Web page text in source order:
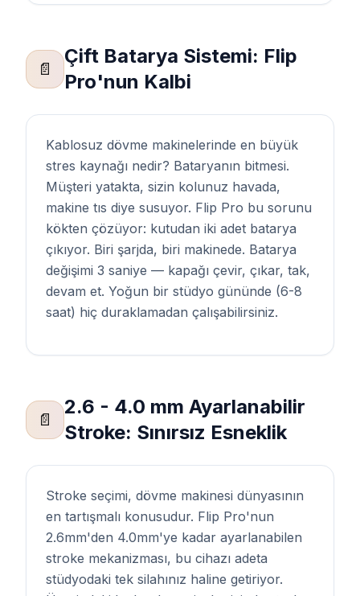
📄
Çift Batarya Sistemi: Flip
Pro'nun Kalbi
Kablosuz dövme makinelerinde en büyük
stres kaynağı nedir? Bataryanın bitmesi.
Müşteri yatakta, sizin kolunuz havada,
makine tıs diye susuyor. Flip Pro bu sorunu
kökten çözüyor: kutudan iki adet batarya
çıkıyor. Biri şarjda, biri makinede. Batarya
değişimi 3 saniye — kapağı çevir, çıkar, tak,
devam et. Yoğun bir stüdyo gününde (6-8
saat) hiç duraklamadan çalışabilirsiniz.
📄
2.6 - 4.0 mm Ayarlanabilir
Stroke: Sınırsız Esneklik
Stroke seçimi, dövme makinesi dünyasının
en tartışmalı konusudur. Flip Pro'nun
2.6mm'den 4.0mm'ye kadar ayarlanabilen
stroke mekanizması, bu cihazı adeta
stüdyodaki tek silahınız haline getiriyor.